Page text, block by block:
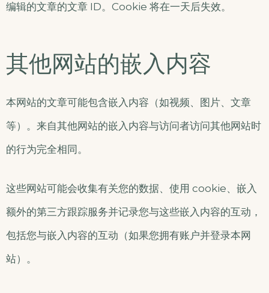
编辑的文章的文章 ID。Cookie 将在一天后失效。
其他网站的嵌入内容
本网站的文章可能包含嵌入内容（如视频、图片、文章
等）。来自其他网站的嵌入内容与访问者访问其他网站时
的行为完全相同。
这些网站可能会收集有关您的数据、使用 cookie、嵌入
额外的第三方跟踪服务并记录您与这些嵌入内容的互动，
包括您与嵌入内容的互动（如果您拥有账户并登录本网
站）。